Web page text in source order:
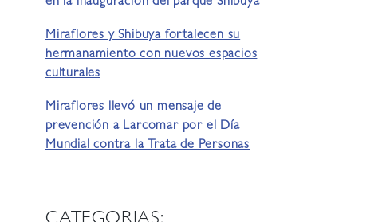
en la inauguración del parque Shibuya
Miraflores y Shibuya fortalecen su
hermanamiento con nuevos espacios
culturales
Miraflores llevó un mensaje de
prevención a Larcomar por el Día
Mundial contra la Trata de Personas